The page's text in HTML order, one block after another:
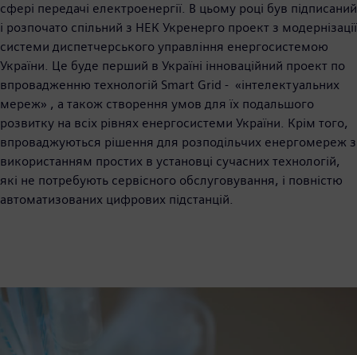
сфері передачі електроенергії. В цьому році був підписаний
і розпочато спільний з НЕК Укренерго проект з модернізації
системи диспетчерського управління енергосистемою
України. Це буде перший в Україні інноваційний проект по
впровадженню технологій Smart Grid - «інтелектуальних
мереж» , а також створення умов для їх подальшого
розвитку на всіх рівнях енергосистеми України. Крім того,
впроваджуються рішення для розподільчих енергомереж з
використанням простих в установці сучасних технологій,
які не потребують сервісного обслуговування, і повністю
автоматизованих цифрових підстанцій.